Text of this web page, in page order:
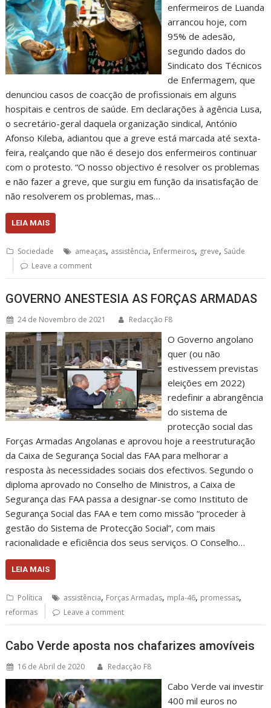
enfermeiros de Luanda
arrancou hoje, com
95% de adesão,
segundo dados do
Sindicato dos Técnicos
de Enfermagem, que
denunciou casos de coacção de profissionais em alguns
hospitais e centros de saúde. Em declarações à agência Lusa,
o secretário-geral daquela organização sindical, António
Afonso Kileba, adiantou que a greve está marcada até sexta-
feira, realçando que não é desejo dos enfermeiros continuar
com o protesto. “O nosso objectivo é resolver os problemas
e não fazer a greve, que surgiu em função da insatisfação de
não resolverem os problemas, mas…
LEIA MAIS
Sociedade ameaças, assistência, Enfermeiros, greve, Saúde
Leave a comment
GOVERNO ANESTESIA AS FORÇAS ARMADAS
24 de Novembro de 2021 Redacção F8
O Governo angolano
quer (ou não
estivessem previstas
eleições em 2022)
redefinir a abrangência
do sistema de
protecção social das
Forças Armadas Angolanas e aprovou hoje a reestruturação
da Caixa de Segurança Social das FAA para melhorar a
resposta às necessidades sociais dos efectivos. Segundo o
diploma aprovado no Conselho de Ministros, a Caixa de
Segurança das FAA passa a designar-se como Instituto de
Segurança Social das FAA e tem como missão “proceder à
gestão do Sistema de Protecção Social”, com mais
racionalidade e eficiência dos seus serviços. O Conselho…
LEIA MAIS
Política assistência, Forças Armadas, mpla-46, promessas,
reformas Leave a comment
Cabo Verde aposta nos chafarizes amovíveis
16 de Abril de 2020 Redacção F8
Cabo Verde vai investir
400 mil euros no